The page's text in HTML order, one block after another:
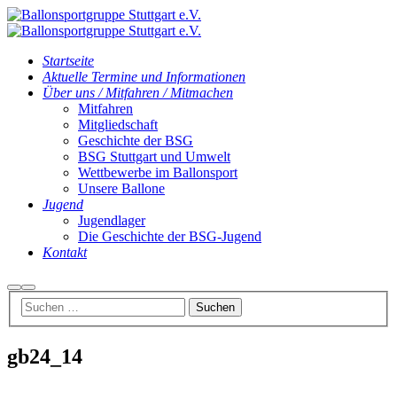
Startseite
Aktuelle Termine und Informationen
Über uns / Mitfahren / Mitmachen
Mitfahren
Mitgliedschaft
Geschichte der BSG
BSG Stuttgart und Umwelt
Wettbewerbe im Ballonsport
Unsere Ballone
Jugend
Jugendlager
Die Geschichte der BSG-Jugend
Kontakt
Suchen
Hauptmenü
gb24_14